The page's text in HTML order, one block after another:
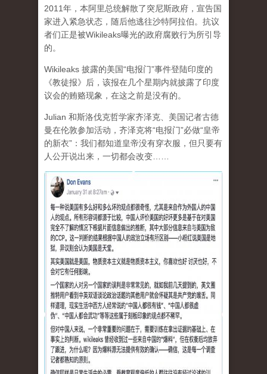
2011年，本阿里总统解散了突尼斯政府，宣告国
家进入紧急状态，随后他逃往沙特阿拉伯。抗议
者们正是被Wikileaks曝光的政府腐败行为所引导
的。
Wikileaks 披露的美国“电报门”事件登陆印度的
《教徒报》后，该报在几个星期内就披露了印度
议会的贿赂现象，在这之前是没有的。
Julian 和斯洛伐克哲学家齐泽克、美国记者古德
曼在伦敦参加活动，齐泽克将“电报门”必做“皇帝
的新衣”：我们都知道皇帝没有穿衣服，但只要有
人公开说出来，一切都会改变……